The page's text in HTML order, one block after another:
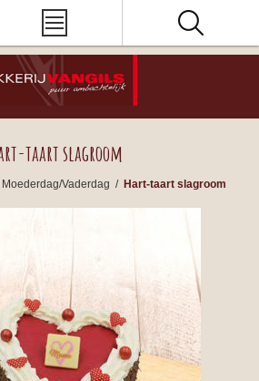
taart slagroom
Moederdag/Vaderdag / Hart-taart slagroom